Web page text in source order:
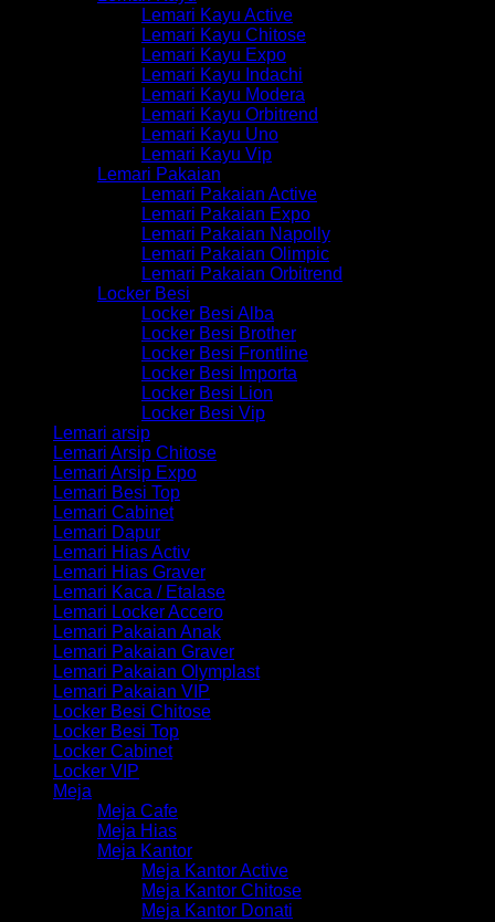
Lemari Kayu Active
Lemari Kayu Chitose
Lemari Kayu Expo
Lemari Kayu Indachi
Lemari Kayu Modera
Lemari Kayu Orbitrend
Lemari Kayu Uno
Lemari Kayu Vip
Lemari Pakaian
Lemari Pakaian Active
Lemari Pakaian Expo
Lemari Pakaian Napolly
Lemari Pakaian Olimpic
Lemari Pakaian Orbitrend
Locker Besi
Locker Besi Alba
Locker Besi Brother
Locker Besi Frontline
Locker Besi Importa
Locker Besi Lion
Locker Besi Vip
Lemari arsip
Lemari Arsip Chitose
Lemari Arsip Expo
Lemari Besi Top
Lemari Cabinet
Lemari Dapur
Lemari Hias Activ
Lemari Hias Graver
Lemari Kaca / Etalase
Lemari Locker Accero
Lemari Pakaian Anak
Lemari Pakaian Graver
Lemari Pakaian Olymplast
Lemari Pakaian VIP
Locker Besi Chitose
Locker Besi Top
Locker Cabinet
Locker VIP
Meja
Meja Cafe
Meja Hias
Meja Kantor
Meja Kantor Active
Meja Kantor Chitose
Meja Kantor Donati